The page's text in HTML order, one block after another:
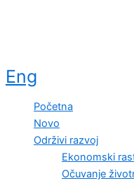
Eng
Početna
Novo
Održivi razvoj
Ekonomski
Očuvanje